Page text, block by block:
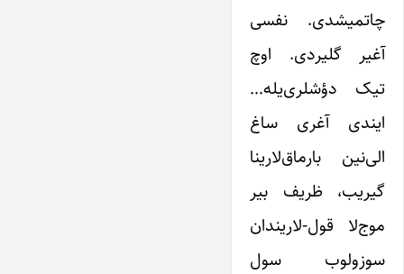
چاتمیشدی. نفسی
آغیر گلیردی. اوچ
تیک دؤشلری‌یله…
ایندی آغری ساغ
الی‌نین بارماق‌لارینا
گیریب، ظریف بیر
موج‌لا قول-لاریندان
سوزولوب سول